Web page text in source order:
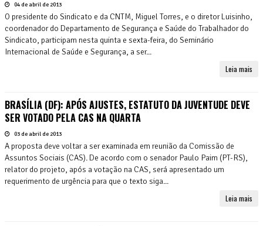
04 de abril de 2013
O presidente do Sindicato e da CNTM, Miguel Torres, e o diretor Luisinho,
coordenador do Departamento de Segurança e Saúde do Trabalhador do
Sindicato, participam nesta quinta e sexta-feira, do Seminário
Internacional de Saúde e Segurança, a ser...
Leia mais
BRASÍLIA (DF): APÓS AJUSTES, ESTATUTO DA JUVENTUDE DEVE
SER VOTADO PELA CAS NA QUARTA
03 de abril de 2013
A proposta deve voltar a ser examinada em reunião da Comissão de
Assuntos Sociais (CAS). De acordo com o senador Paulo Paim (PT-RS),
relator do projeto, após a votação na CAS, será apresentado um
requerimento de urgência para que o texto siga...
Leia mais